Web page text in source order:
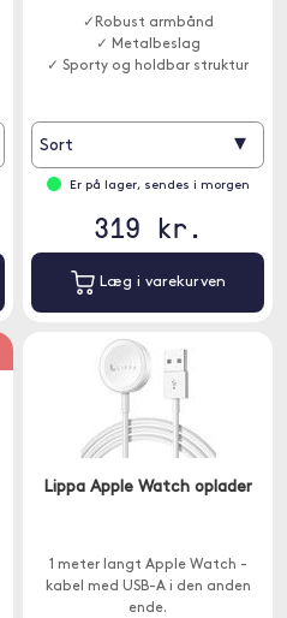
✓Robust armbånd
✓ Metalbeslag
✓ Sporty og holdbar struktur
Sort ▾
Er på lager, sendes i morgen
319 kr.
Læg i varekurven
Lippa Apple Watch oplader
1 meter langt Apple Watch -
kabel med USB-A i den anden
ende.